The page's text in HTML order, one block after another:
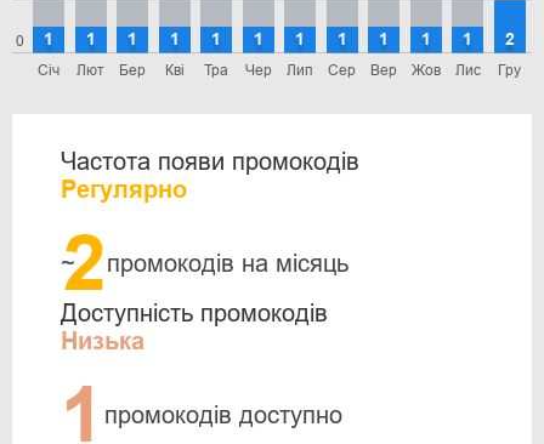
0
Січ
1
Лют
1
Бер
1
Кві
1
Тра
1
Чер
1
Лип
1
Сер
1
Вер
1
Жов
1
Лис
1
Гру
2
Частота появи промокодів
Регулярно
~
2промокодів на місяць
Доступність промокодів
Низька
1 промокодів доступно